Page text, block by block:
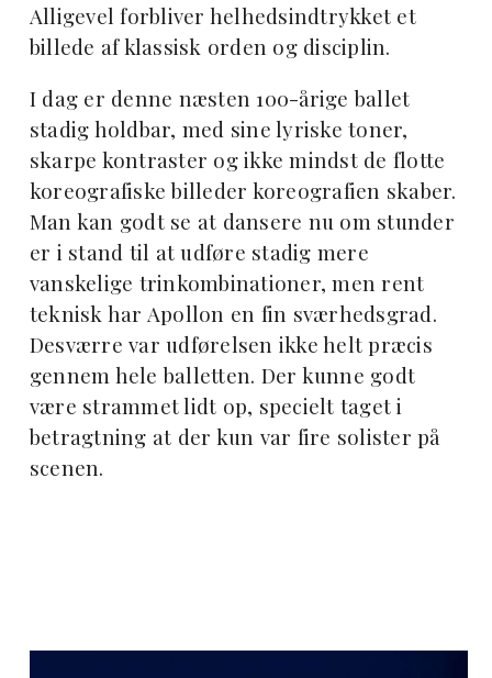
Alligevel forbliver helhedsindtrykket et
billede af klassisk orden og disciplin.
I dag er denne næsten 100-årige ballet
stadig holdbar, med sine lyriske toner,
skarpe kontraster og ikke mindst de flotte
koreografiske billeder koreografien skaber.
Man kan godt se at dansere nu om stunder
er i stand til at udføre stadig mere
vanskelige trinkombinationer, men rent
teknisk har Apollon en fin sværhedsgrad.
Desværre var udførelsen ikke helt præcis
gennem hele balletten. Der kunne godt
være strammet lidt op, specielt taget i
betragtning at der kun var fire solister på
scenen.